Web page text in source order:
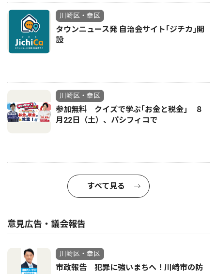
川崎区・幸区
タウンニュース発 自治会サイト｢ジチカ｣開
設
川崎区・幸区
参加無料 クイズで学ぶ｢お金と税金｣ ８
月22日（土）、パシフィコで
すべて見る
意見広告・議会報告
川崎区・幸区
市政報告 犯罪に強いまちへ！川崎市の防